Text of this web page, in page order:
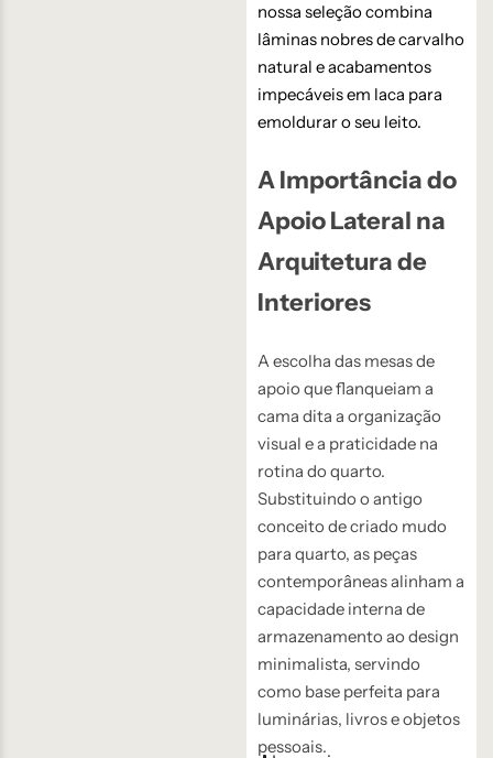
nossa seleção combina
lâminas nobres de carvalho
natural e acabamentos
impecáveis em laca para
emoldurar o seu leito.
A Importância do
Apoio Lateral na
Arquitetura de
Interiores
A escolha das mesas de
apoio que flanqueiam a
cama dita a organização
visual e a praticidade na
rotina do quarto.
Substituindo o antigo
conceito de criado mudo
para quarto, as peças
contemporâneas alinham a
capacidade interna de
armazenamento ao design
minimalista, servindo
como base perfeita para
luminárias, livros e objetos
pessoais.